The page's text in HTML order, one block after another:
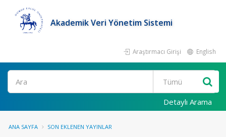
Akademik Veri Yönetim Sistemi
Araştırmacı Girişi English
Ara
Detaylı Arama
ANA SAYFA SON EKLENEN YAYINLAR